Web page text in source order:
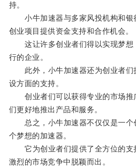
持。
小牛加速器与多家风投机构和银
创业项目提供资金支持和合作机会。
这让许多创业者们得以实现梦想
行的企业。
此外，小牛加速器还为创业者们
设方面的支持。
创业者们可以获得专业的市场推
们更好地推出产品和服务。
总之，小牛加速器不仅仅是一个
个梦想的加速器。
它为创业者们提供了全方位的支
激烈的市场竞争中脱颖而出。